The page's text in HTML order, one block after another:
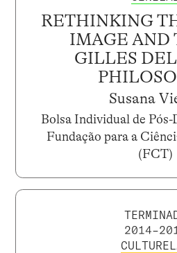
RETHINKING
IMAGE AND
GILLES
Susana
Bolsa Individual de
Fundação para a
(FCT)